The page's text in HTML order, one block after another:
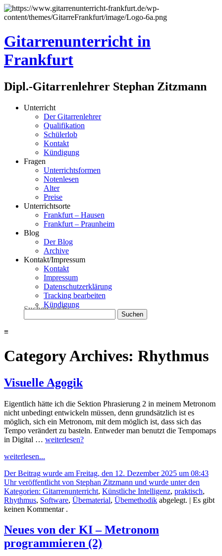
Gitarrenunterricht in
Frankfurt
Dipl.-Gitarrenlehrer Stephan Zitzmann
Unterricht
Der Gitarrenlehrer
Qualifikation
Schülerlob
Kontakt
Kündigung
Fragen
Unterrichtsformen
Notenlesen
Alter
Preise
Unterrichtsorte
Frankfurt – Hausen
Frankfurt – Praunheim
Blog
Der Blog
Archive
Kontakt/Impressum
Kontakt
Impressum
Datenschutzerklärung
Tracking bearbeiten
Kündigung
Suchen nach:
≡
Category Archives: Rhythmus
Visuelle Agogik
Eigentlich hätte ich die Sektion Phrasierung 2 in meinem Metronom
nicht unbedingt entwickeln müssen, denn grundsätzlich ist es
möglich, sich ein Metronom, mit dem möglich ist, dass sich das
Tempo verändert zu basteln. Entweder man benutzt die Tempomaps
in Digital … weiterlesen?
weiterlesen...
Der Beitrag wurde am Freitag, den 12. Dezember 2025 um 08:43
Uhr veröffentlicht von Stephan Zitzmann und wurde unter den
Kategorien: Gitarrenunterricht, Künstliche Intelligenz, praktisch,
Rhythmus, Software, Übematerial, Übemethodik abgelegt. | Es gibt
keinen Kommentar .
Neues von der KI – Metronom
programmieren (2)